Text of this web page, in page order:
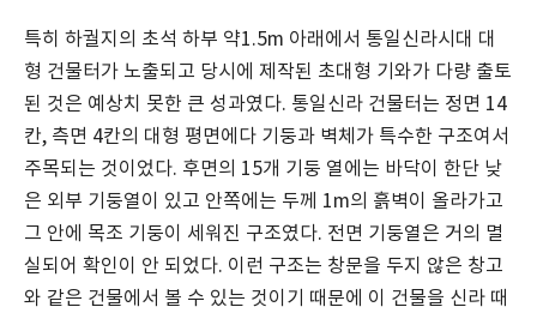
특히 하궐지의 초석 하부 약1.5m 아래에서 통일신라시대 대
형 건물터가 노출되고 당시에 제작된 초대형 기와가 다량 출토
된 것은 예상치 못한 큰 성과였다. 통일신라 건물터는 정면 14
칸, 측면 4칸의 대형 평면에다 기둥과 벽체가 특수한 구조여서
주목되는 것이었다. 후면의 15개 기둥 열에는 바닥이 한단 낮
은 외부 기둥열이 있고 안쪽에는 두께 1m의 흙벽이 올라가고
그 안에 목조 기둥이 세워진 구조였다. 전면 기둥열은 거의 멸
실되어 확인이 안 되었다. 이런 구조는 창문을 두지 않은 창고
와 같은 건물에서 볼 수 있는 것이기 때문에 이 건물을 신라 때